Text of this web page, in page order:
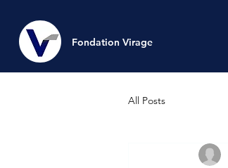
Fondation Virage
All Posts